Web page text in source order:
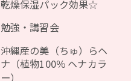
乾燥保湿パック効果☆
勉強・講習会
沖縄産の美（ちゅ）らヘ
ナ（植物100％ ヘナカラ
ー）